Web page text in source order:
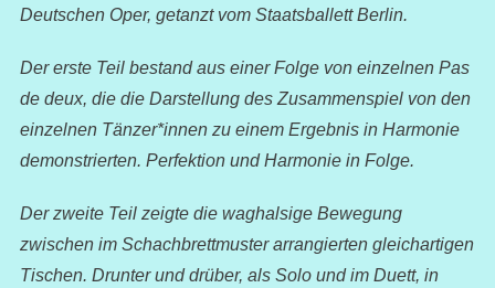
Deutschen Oper, getanzt vom Staatsballett Berlin.
Der erste Teil bestand aus einer Folge von einzelnen Pas
de deux, die die Darstellung des Zusammenspiel von den
einzelnen Tänzer*innen zu einem Ergebnis in Harmonie
demonstrierten. Perfektion und Harmonie in Folge.
Der zweite Teil zeigte die waghalsige Bewegung
zwischen im Schachbrettmuster arrangierten gleichartigen
Tischen. Drunter und drüber, als Solo und im Duett, in